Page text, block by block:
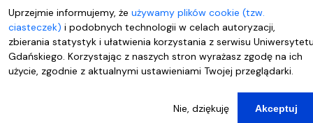
Uprzejmie informujemy, że używamy plików cookie (tzw.
ciasteczek) i podobnych technologii w celach autoryzacji,
zbierania statystyk i ułatwienia korzystania z serwisu
Gdańskiego. Korzystając z naszych stron wyrażasz zgodę na ich
użycie, zgodnie z aktualnymi ustawieniami Twojej przeglądarki.
Nie, dziękuję Akceptuj